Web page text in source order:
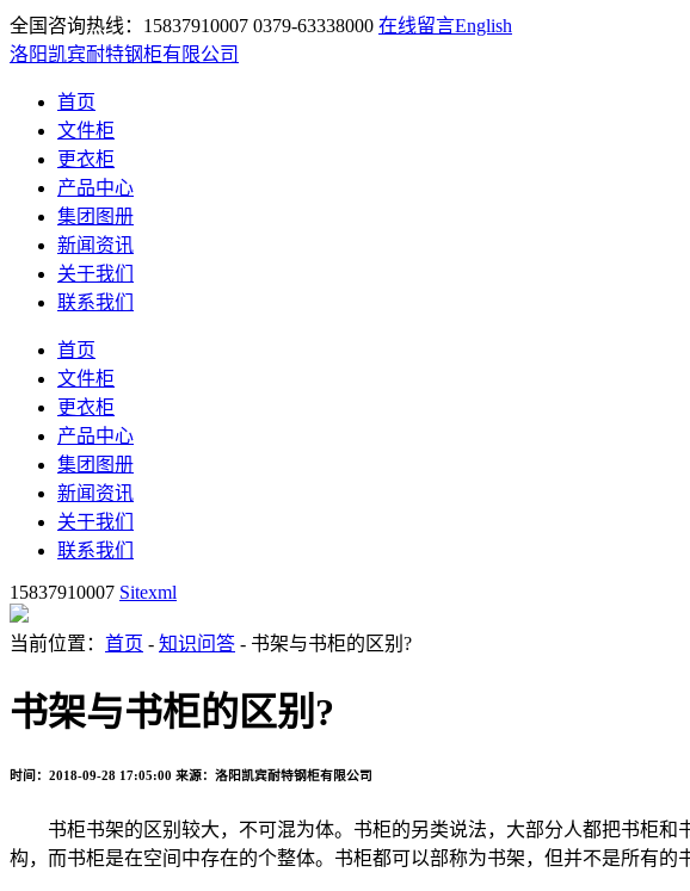
全国咨询热线：15837910007 0379-63338000 在线留言English
洛阳凯宾耐特钢柜有限公司
首页
文件柜
更衣柜
产品中心
集团图册
新闻资讯
关于我们
联系我们
首页
文件柜
更衣柜
产品中心
集团图册
新闻资讯
关于我们
联系我们
15837910007 Sitexml
当前位置： 首页 - 知识问答 - 书架与书柜的区别?
书架与书柜的区别?
时间：2018-09-28 17:05:00 来源：洛阳凯宾耐特钢柜有限公司
书柜书架的区别较大，不可混为体。书柜的另类说法，大部分人都把书柜和
构，而书柜是在空间中存在的个整体。书柜都可以部称为书架，但并不是所有